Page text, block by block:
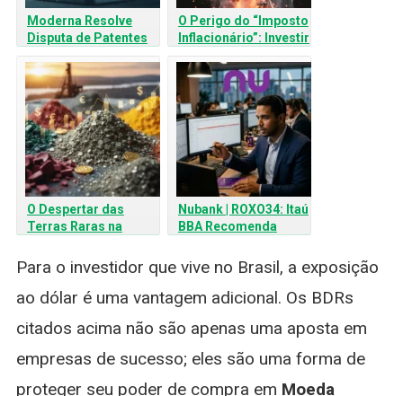
Moderna Resolve
Disputa de Patentes
de Bilhões: O que o
Investidor Brasileiro
Precisa Saber
O Perigo do “Imposto
Inflacionário”: Investir
em CDI Pode Arruinar
seu Ganho
O Despertar das
Terras Raras na
Pode Aprender com
essa Descoberta na
Finlândia
Nubank | ROXO34: Itaú
BBA Recomenda
60%
Para o investidor que vive no Brasil, a exposição
ao dólar é uma vantagem adicional. Os BDRs
citados acima não são apenas uma aposta em
empresas de sucesso; eles são uma forma de
proteger seu poder de compra em Moeda